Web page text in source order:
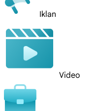
Iklan
Video